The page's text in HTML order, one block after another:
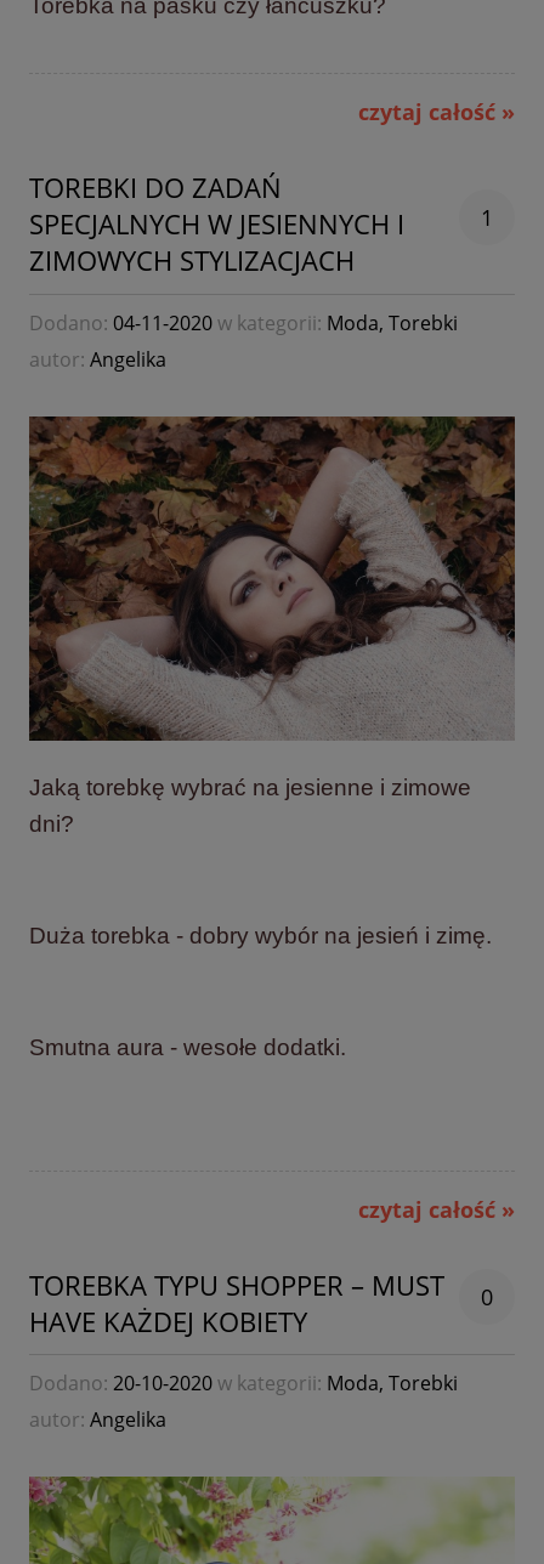
Torebka na pasku czy łańcuszku?
czytaj całość »
TOREBKI DO ZADAŃ
SPECJALNYCH W JESIENNYCH I
ZIMOWYCH STYLIZACJACH
1
Dodano: 04-11-2020w kategorii: Moda, Torebki
autor: Angelika
Jaką torebkę wybrać na jesienne i zimowe
dni?
Duża torebka - dobry wybór na jesień i zimę.
Smutna aura - wesołe dodatki.
czytaj całość »
TOREBKA TYPU SHOPPER – MUST
HAVE KAŻDEJ KOBIETY
0
Dodano: 20-10-2020w kategorii: Moda, Torebki
autor: Angelika